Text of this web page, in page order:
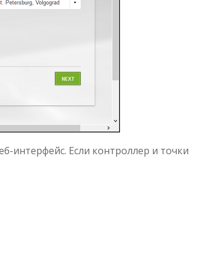
интерфейс. Если контроллер и точки